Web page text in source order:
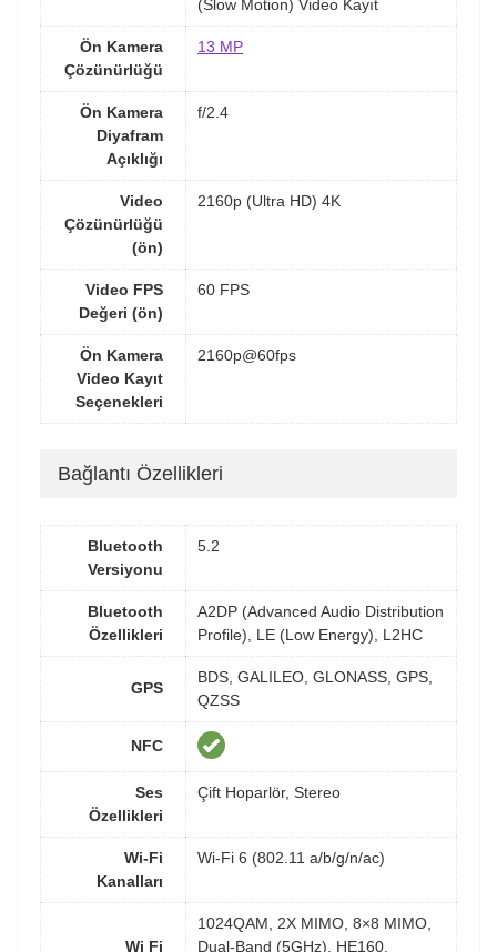
(Slow Motion) Video Kayıt
Ön Kamera
Çözünürlüğü
13 MP
Ön Kamera
Diyafram
Açıklığı
f/2.4
Video
Çözünürlüğü
(ön)
2160p (Ultra HD) 4K
Video FPS
Değeri (ön)
60 FPS
Ön Kamera
Video Kayıt
Seçenekleri
2160p@60fps
Bağlantı Özellikleri
Bluetooth
Versiyonu
5.2
Bluetooth
Özellikleri
A2DP (Advanced Audio Distribution
Profile), LE (Low Energy), L2HC
GPS
BDS, GALILEO, GLONASS, GPS,
QZSS
NFC
Ses
Özellikleri
Çift Hoparlör, Stereo
Wi-Fi
Kanalları
Wi-Fi 6 (802.11 a/b/g/n/ac)
Wi Fi
1024QAM, 2X MIMO, 8×8 MIMO,
Dual-Band (5GHz), HE160,